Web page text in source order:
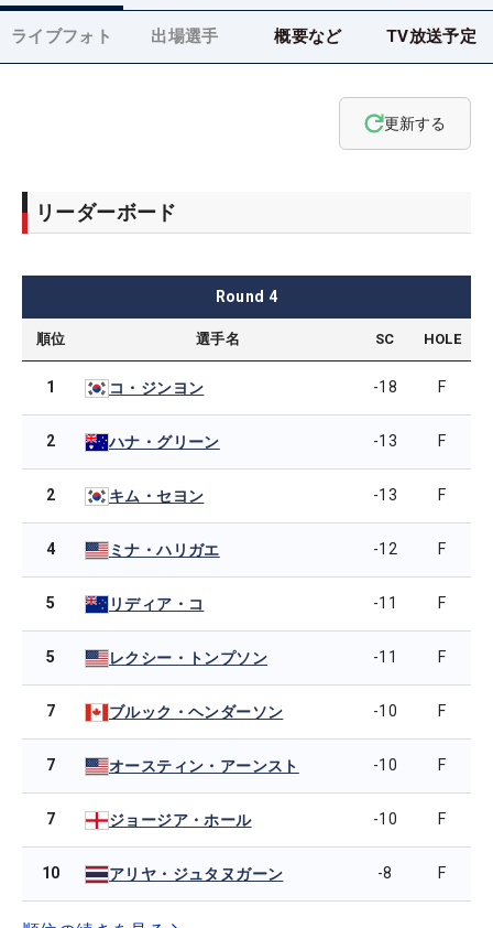
ライブフォト 出場選手 概要など TV放送予定
更新する
リーダーボード
Round 4
順位 選手名 SC HOLE
1 コ・ジンヨン -18 F
2 ハナ・グリーン -13 F
2 キム・セヨン -13 F
4 ミナ・ハリガエ -12 F
5 リディア・コ -11 F
5 レクシー・トンプソン -11 F
7 ブルック・ヘンダーソン -10 F
7 オースティン・アーンスト -10 F
7 ジョージア・ホール -10 F
10 アリヤ・ジュタヌガーン -8 F